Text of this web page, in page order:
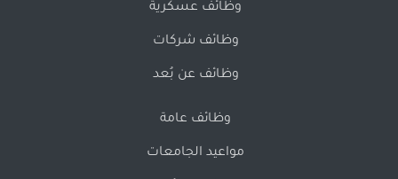
وظائف عسكرية
وظائف شركات
وظائف عن بُعد
وظائف عامة
مواعيد الجامعات